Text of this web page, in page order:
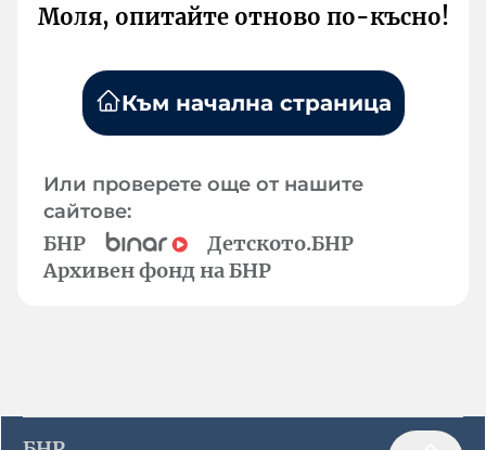
Моля, опитайте отново по-късно!
Към начална страница
Или проверете още от нашите
сайтове:
БНР
Детското.БНР
Архивен фонд на БНР